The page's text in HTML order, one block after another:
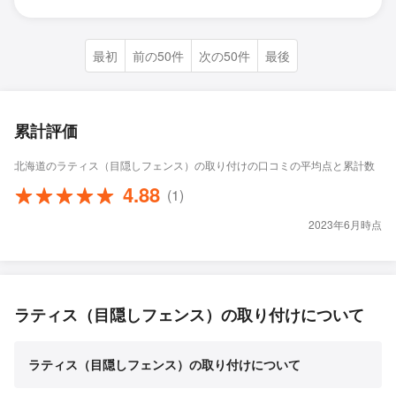
最初 前の50件 次の50件 最後
累計評価
北海道のラティス（目隠しフェンス）の取り付けの口コミの平均点と累計数
4.88 (1)
2023年6月時点
ラティス（目隠しフェンス）の取り付けについて
ラティス（目隠しフェンス）の取り付けについて